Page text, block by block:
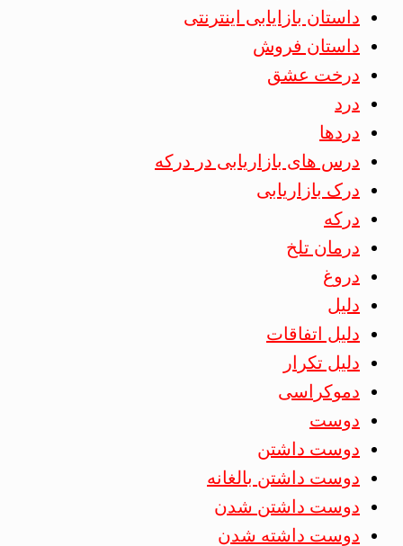
داستان بازایابی اینترنتی
داستان فروش
درخت عشق
درد
دردها
درس های بازاریابی در درکه
درک بازاریابی
درکه
درمان تلخ
دروغ
دلیل
دلیل اتفاقات
دلیل تکرار
دموکراسی
دوست
دوست داشتن
دوست داشتن بالغانه
دوست داشتن شدن
دوست داشته شدن